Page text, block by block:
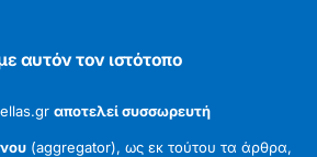
αυτόν τον ιστότοπο
αποτελεί συσσωρευτή
(aggregator), ως εκ τούτου τα άρθρα,